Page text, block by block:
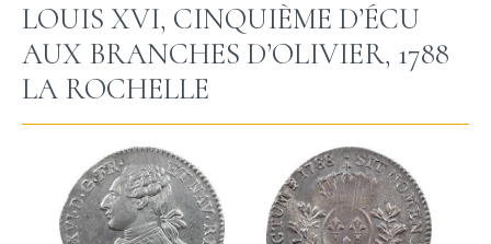
LOUIS XVI, CINQUIÈME D’ÉCU
AUX BRANCHES D’OLIVIER, 1788
LA ROCHELLE